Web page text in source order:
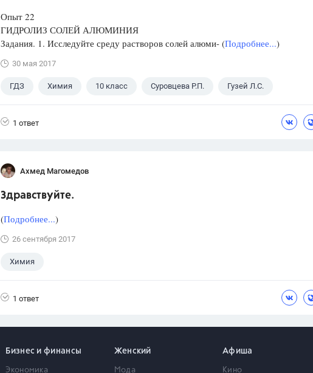
Опыт 22
ГИДРОЛИЗ СОЛЕЙ АЛЮМИНИЯ
Задания. 1. Исследуйте среду растворов солей алюми- (Подробнее...)
30 мая 2017
ГДЗ Химия 10 класс Суровцева Р.П. Гузей Л.С.
1 ответ
Ахмед Магомедов
Здравствуйте.
(Подробнее...)
26 сентября 2017
Химия
1 ответ
Бизнес и финансы
Экономика
Женский
Мода
Афиша
Кино